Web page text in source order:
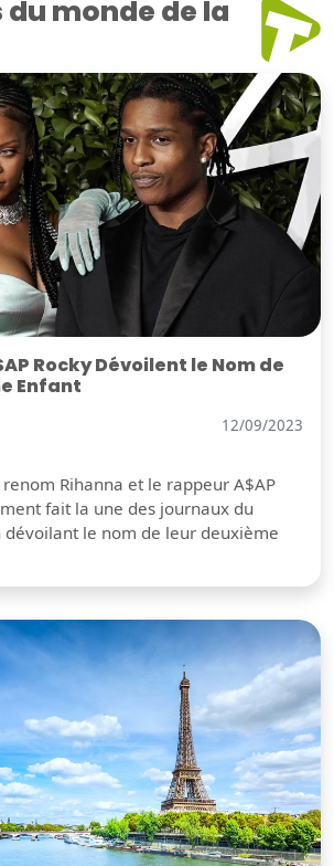
monde de la
Rocky Dévoilent le Nom de
Enfant
12/09/2023
Rihanna et le rappeur A$AP
fait la une des journaux du
le nom de leur deuxième